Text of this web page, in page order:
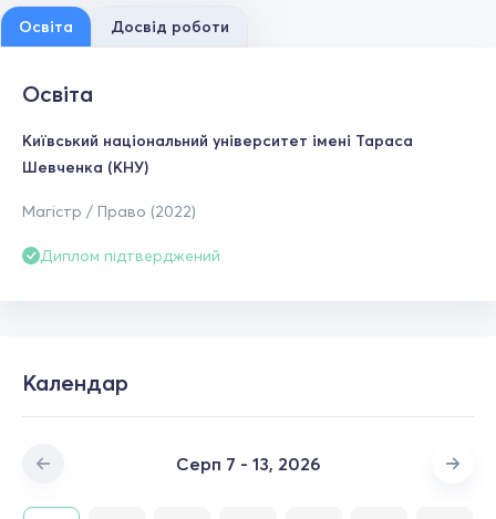
Освіта Досвід роботи
Освіта
Київський національний університет імені Тараса
Шевченка (КНУ)
Магістр / Право (2022)
Диплом підтверджений
Календар
Серп 7 - 13, 2026